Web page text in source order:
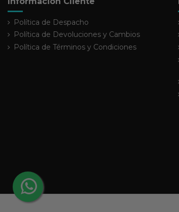
Política de Despacho
Política de Devoluciones y Cambios
Política de Términos y Condiciones